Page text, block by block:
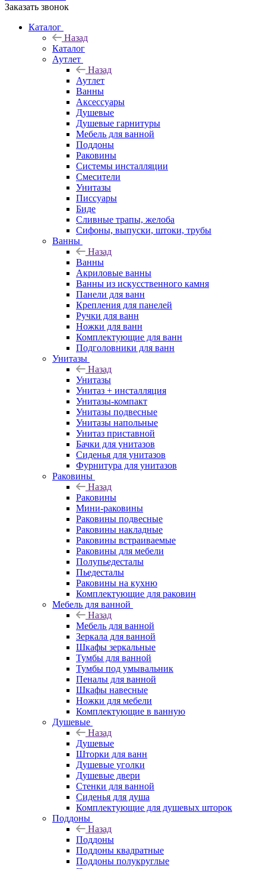
Заказать звонок
Каталог
Назад
Каталог
Аутлет
Назад
Аутлет
Ванны
Аксессуары
Душевые
Душевые гарнитуры
Мебель для ванной
Поддоны
Раковины
Системы инсталляции
Смесители
Унитазы
Писсуары
Биде
Сливные трапы, желоба
Сифоны, выпуски, штоки, трубы
Ванны
Назад
Ванны
Акриловые ванны
Ванны из искусственного камня
Панели для ванн
Крепления для панелей
Ручки для ванн
Ножки для ванн
Комплектующие для ванн
Подголовники для ванн
Унитазы
Назад
Унитазы
Унитаз + инсталляция
Унитазы-компакт
Унитазы подвесные
Унитазы напольные
Унитаз приставной
Бачки для унитазов
Сиденья для унитазов
Фурнитура для унитазов
Раковины
Назад
Раковины
Мини-раковины
Раковины подвесные
Раковины накладные
Раковины встраиваемые
Раковины для мебели
Полупьедесталы
Пьедесталы
Раковины на кухню
Комплектующие для раковин
Мебель для ванной
Назад
Мебель для ванной
Зеркала для ванной
Шкафы зеркальные
Тумбы для ванной
Тумбы под умывальник
Пеналы для ванной
Шкафы навесные
Ножки для мебели
Комплектующие в ванную
Душевые
Назад
Душевые
Шторки для ванн
Душевые уголки
Душевые двери
Стенки для ванной
Сиденья для душа
Комплектующие для душевых шторок
Поддоны
Назад
Поддоны
Поддоны квадратные
Поддоны полукруглые